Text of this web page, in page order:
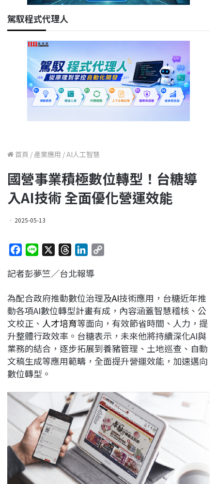
駕馭程式代理人